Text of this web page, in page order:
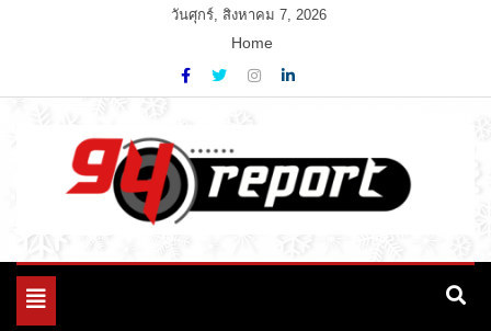
วันศุกร์, สิงหาคม 7, 2026
Home
94 Report.com
Variety News
Toggle